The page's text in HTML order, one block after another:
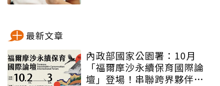
最新文章
內政部國家公園署：10月
「福爾摩沙永續保育國際論
壇」登場！串聯跨界夥伴與